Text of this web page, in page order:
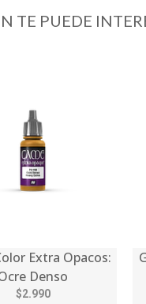
TE PUEDE
Extra Opacos:
Denso
$2.990